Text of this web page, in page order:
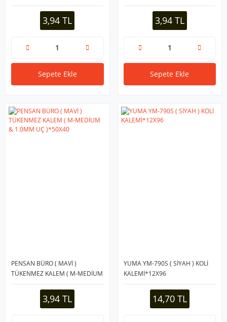
& 1.0MM UÇ )*50X40
3,94 TL
Sepete Ekle
& 1.0MM UÇ )*50X40
3,94 TL
Sepete Ekle
PENSAN BÜRO ( MAVİ )
TÜKENMEZ KALEM ( M-MEDİUM
& 1.0MM UÇ )*50X40
3,94 TL
YUMA YM-790S ( SİYAH ) KOLİ
KALEMİ*12X96
14,70 TL